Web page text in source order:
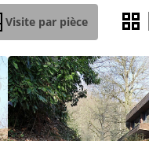
Visite par pièce